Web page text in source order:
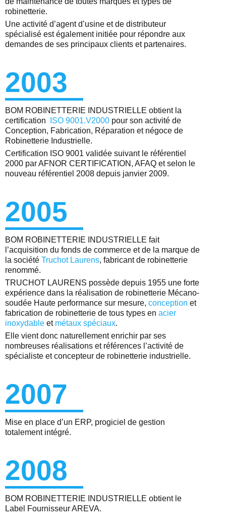
robinetterie.
Une activité d’agent d’usine et de distributeur
spécialisé est également initiée pour répondre aux
demandes de ses principaux clients et partenaires.
2003
BOM ROBINETTERIE INDUSTRIELLE obtient la
certification
ISO 9001.V2000 pour son activité de
Conception, Fabrication, Réparation et négoce de
Robinetterie Industrielle.
Certification ISO 9001 validée suivant le référentiel
2000 par AFNOR CERTIFICATION, AFAQ et selon le
nouveau référentiel 2008 depuis janvier 2009.
2005
BOM ROBINETTERIE INDUSTRIELLE fait
l’acquisition du fonds de commerce et de la marque de
la société Truchot Laurens, fabricant de robinetterie
renommé.
TRUCHOT LAURENS possède depuis 1955 une forte
expérience dans la réalisation de robinetterie Mécano-
soudée Haute performance sur mesure, conception et
fabrication de robinetterie de tous types en acier
inoxydable et métaux spéciaux.
Elle vient donc naturellement enrichir par ses
nombreuses réalisations et références l’activité de
spécialiste et concepteur de robinetterie industrielle.
2007
Mise en place d’un ERP, progiciel de gestion
totalement intégré.
2008
BOM ROBINETTERIE INDUSTRIELLE obtient le
Label Fournisseur AREVA.